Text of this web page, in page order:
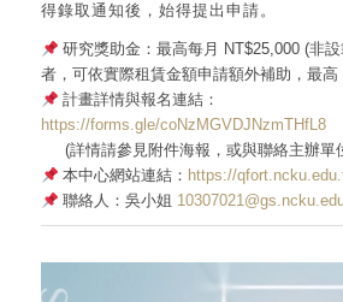
得錄取通知後，始得提出申請。
研究獎助金：最高每月 NT$25,000 (非
者，可依實際租賃金額申請額外補助，最高
計畫詳情與報名連結：
https://forms.gle/coNzMGVDJNzmTHfL8
(詳情請參見附件海報，或與聯絡主辦單
本中心網站連結： https://
聯絡人：吳小姐